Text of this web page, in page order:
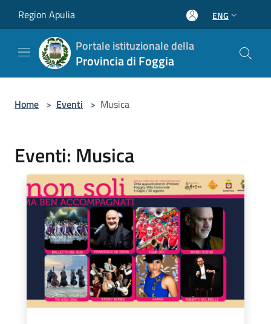
Region Apulia ENG
Portale istituzionale della
Provincia di Foggia
Home > Eventi > Musica
Eventi: Musica